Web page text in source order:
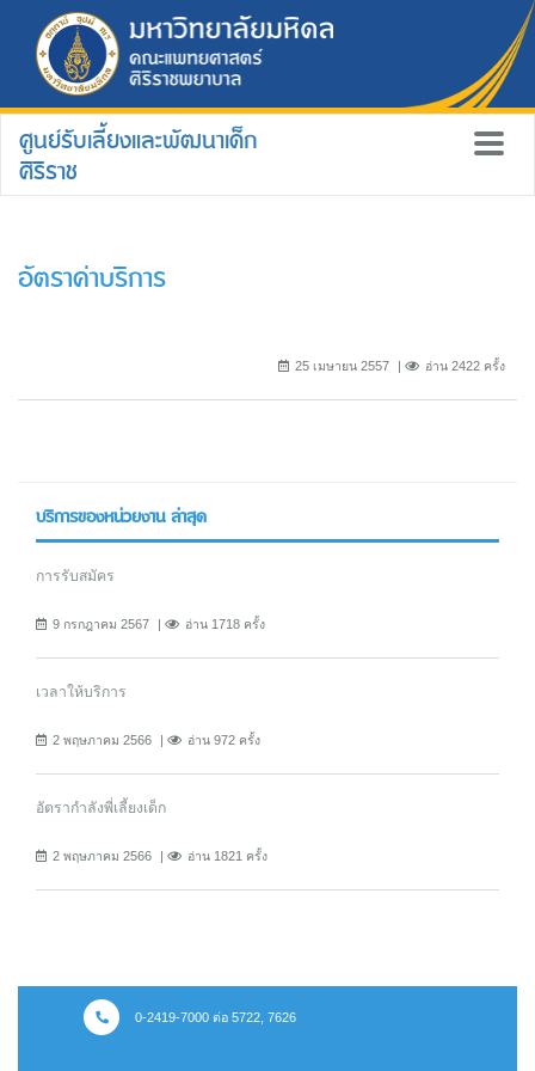
ศูนย์รับเลี้ยงและพัฒนาเด็ก
ศิริราช
อัตราค่าบริการ
25 เมษายน 2557 อ่าน 2422 ครั้ง
บริการของหน่วยงาน ล่าสุด
การรับสมัคร
9 กรกฎาคม 2567 อ่าน 1718 ครั้ง
เวลาให้บริการ
2 พฤษภาคม 2566 อ่าน 972 ครั้ง
อัตรากำลังพี่เลี้ยงเด็ก
2 พฤษภาคม 2566 อ่าน 1821 ครั้ง
0-2419-7000 ต่อ 5722, 7626